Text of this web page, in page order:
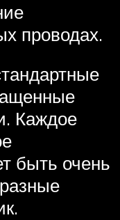
проводах.
Каждое
быть очень